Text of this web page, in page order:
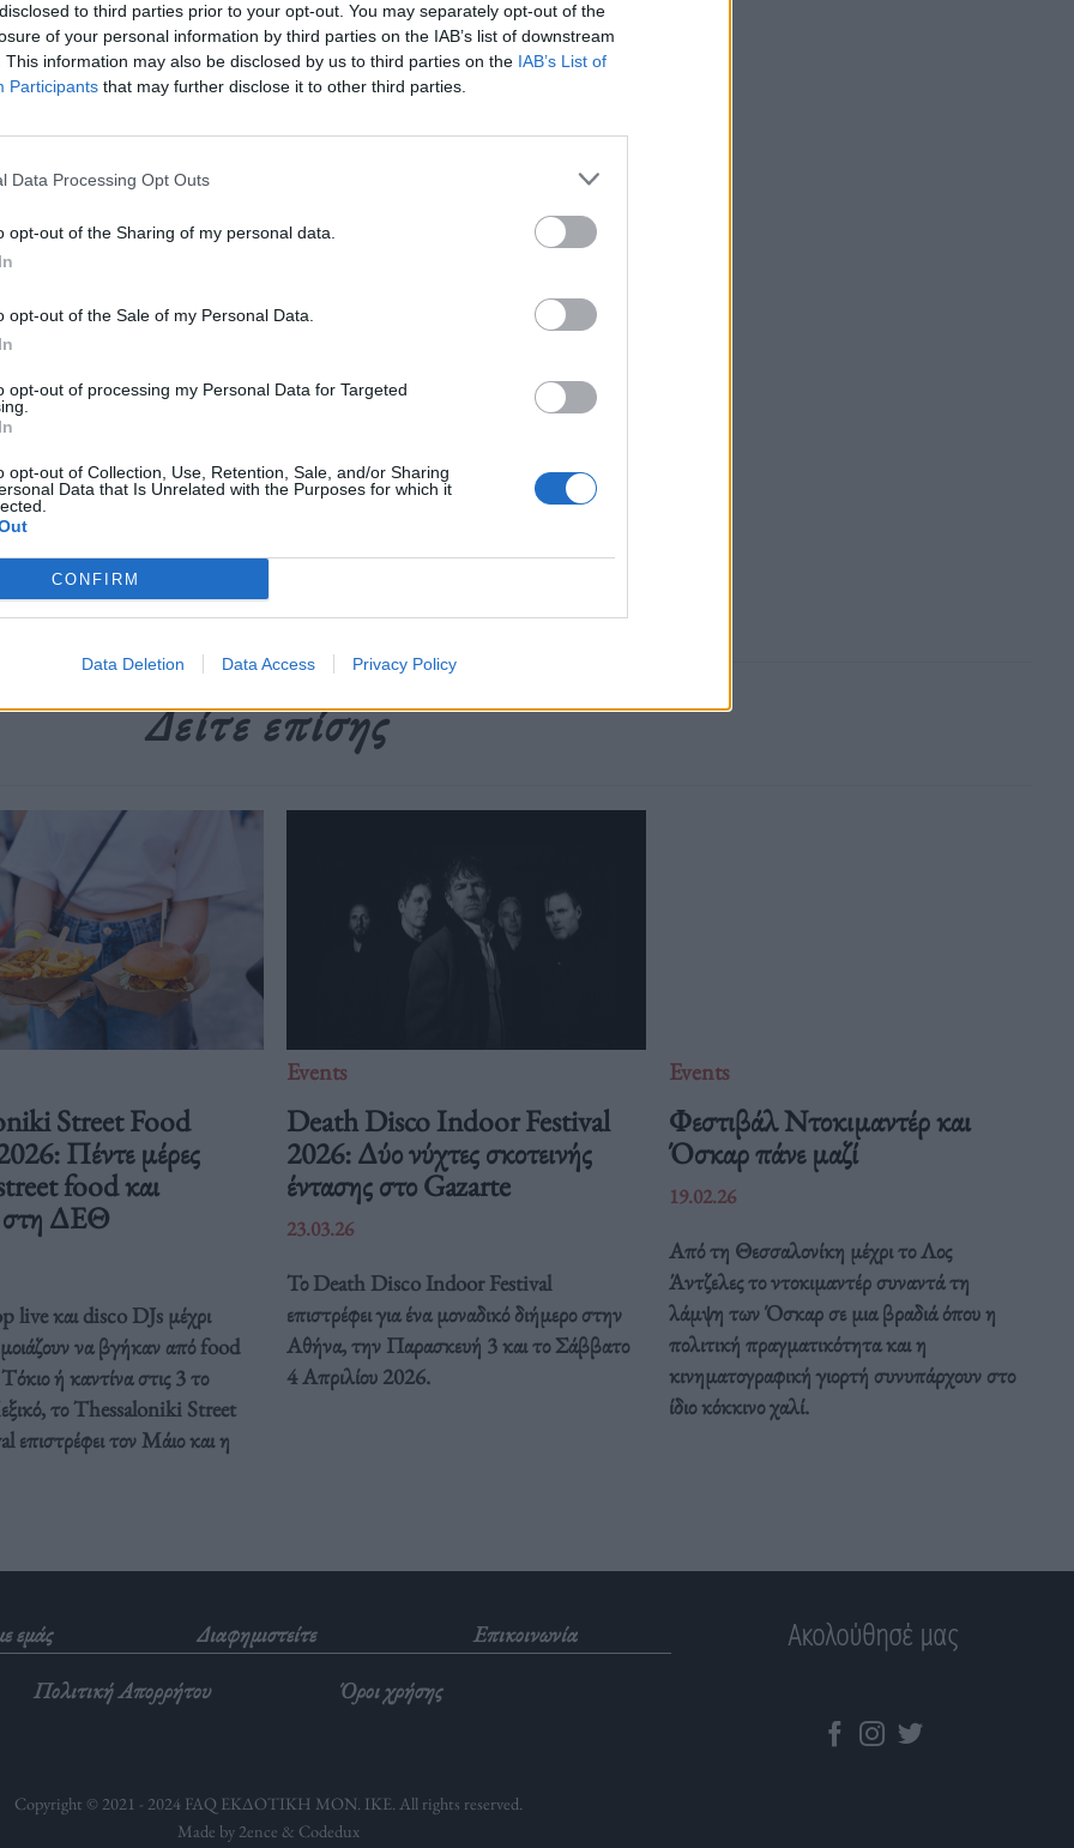
to third parties prior to your opt-out. You may separately opt-out of the
of your personal information by third parties on the IAB’s list of downstream
This information may also be disclosed by us to third parties on the IAB’s List of
Participants that may further disclose it to other third parties.
Data Processing Opt Outs
opt-out of the Sharing of my personal data.
opt-out of the Sale of my Personal Data.
opt-out of processing my Personal Data for Targeted
opt-out of Collection, Use, Retention, Sale, and/or Sharing
Data that Is Unrelated with the Purposes for which it
CONFIRM
Data Deletion Data Access Privacy Policy
το έγκλημα’’ του Gustavo Ott,
για πρώτη φορά στην Ελλάδα.
→
πριν το έγκλημα
Δείτε επίσης
Street Food
Πέντε μέρες
food και
στη ΔΕΘ
και disco DJs μέχρι
μοιάζουν να βγήκαν από food
ή καντίνα στις 3 το
το Thessaloniki Street
επιστρέφει τον Μάιο και η
Events
Death Disco Indoor Festival
2026: Δύο νύχτες σκοτεινής
έντασης στο Gazarte
23.03.26
Το Death Disco Indoor Festival
επιστρέφει για ένα μοναδικό διήμερο στην
Αθήνα, την Παρασκευή 3 και το Σάββατο
4 Απριλίου 2026.
Events
Φεστιβάλ Ντοκιμαντέρ και
Όσκαρ πάνε μαζί
19.02.26
Από τη Θεσσαλονίκη μέχρι το Λος
Άντζελες το ντοκιμαντέρ συναντά τη
λάμψη των Όσκαρ σε μια βραδιά όπου η
πολιτική πραγματικότητα και η
κινηματογραφική γιορτή συνυπάρχουν στο
ίδιο κόκκινο χαλί.
εμάς Διαφημιστείτε
Επικοινωνία
Πολιτική Απορρήτου
Όροι χρήσης
Ακολούθησέ μας
Copyright © 2021 - 2024 FAQ ΕΚΔΟΤΙΚΗ ΜΟΝ. ΙΚΕ. All rights reserved.
Made by 2ence & Codedux